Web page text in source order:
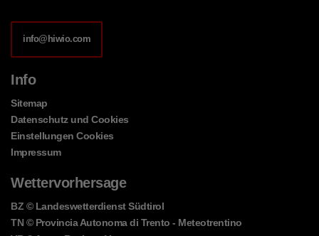
info@hiwio.com
Info
Sitemap
Datenschutz und Cookies
Einstellungen Cookies
Impressum
Wettervorhersage
BZ © Landeswetterdienst Südtirol
TN © Provincia Autonoma di Trento - Meteotrentino